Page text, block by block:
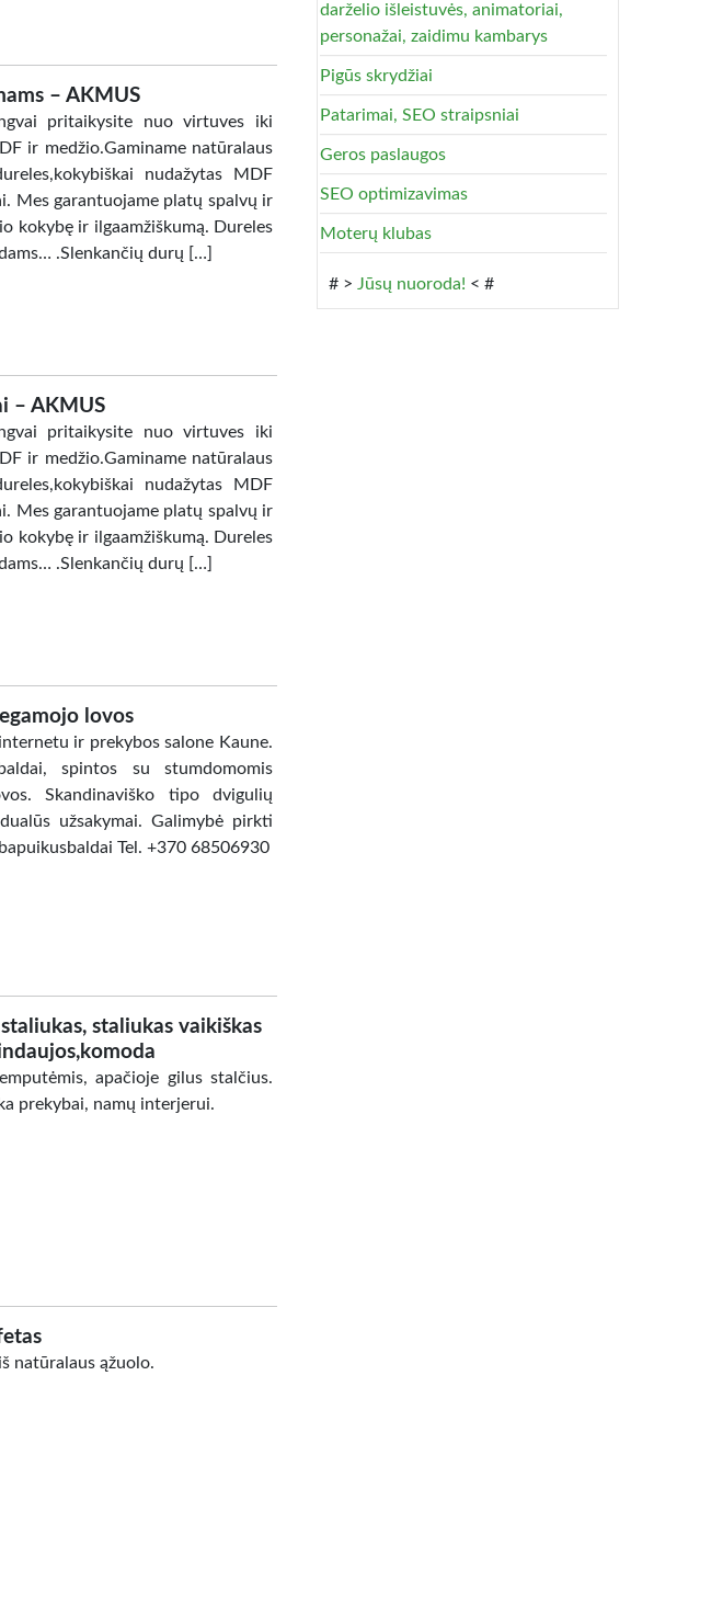
– AKMUS
pritaikysite nuo virtuves iki
ir medžio.Gaminame natūralaus
nudažytas MDF
Mes garantuojame platų spalvų ir
kokybę ir ilgaamžiškumą. Dureles
.Slenkančių durų […]
– AKMUS
pritaikysite nuo virtuves iki
ir medžio.Gaminame natūralaus
nudažytas MDF
Mes garantuojame platų spalvų ir
kokybę ir ilgaamžiškumą. Dureles
.Slenkančių durų […]
lovos
ir prekybos salone Kaune.
spintos su stumdomomis
Skandinaviško tipo dvigulių
užsakymai. Galimybė pirkti
Tel. +370 68506930
staliukas vaikiškas
apačioje gilus stalčius.
prekybai, namų interjerui.
natūralaus ąžuolo.
darželio išleistuvės, animatoriai,
personažai, zaidimu kambarys
Pigūs skrydžiai
Patarimai, SEO straipsniai
Geros paslaugos
SEO optimizavimas
Moterų klubas
# > Jūsų nuoroda! < #